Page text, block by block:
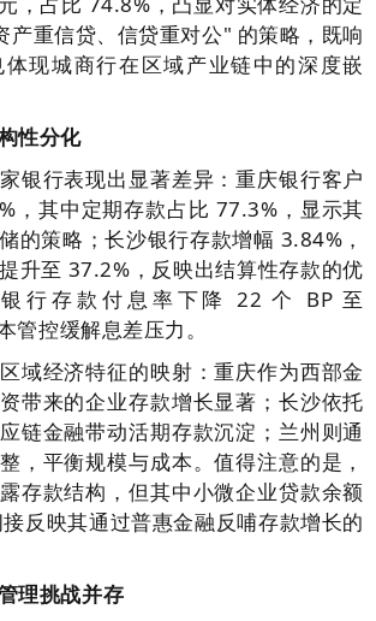
产重信贷、信贷重对公" 的策略，既响
现城商行在区域产业链中的深度嵌
性分化
银行表现出显著差异：重庆银行客户
，其中定期存款占比 77.3%，显示其
的策略；长沙银行存款增幅 3.84%，
升至 37.2%，反映出结算性存款的优
行存款付息率下降 22 个 BP 至
管控缓解息差压力。
域经济特征的映射：重庆作为西部金
带来的企业存款增长显著；长沙依托
链金融带动活期存款沉淀；兰州则通
，平衡规模与成本。值得注意的是，
存款结构，但其中小微企业贷款余额
反映其通过普惠金融反哺存款增长的
理挑战并存